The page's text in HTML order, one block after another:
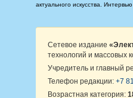
актуального искусства.
Сетевое издание
технологий и
Учредитель и главный
Телефон редакции: +7
Возрастная категория: